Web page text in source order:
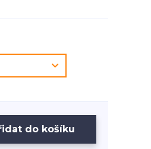
do košíku